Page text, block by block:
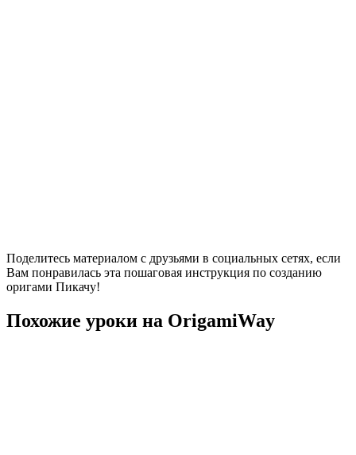
Поделитесь материалом с друзьями в социальных сетях, если
Вам понравилась эта пошаговая инструкция по созданию
оригами Пикачу!
Похожие уроки на OrigamiWay